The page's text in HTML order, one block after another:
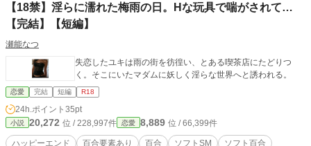
【18禁】淫らに濡れた梅雨の日。Hな玩具で喘がされて…
【完結】【短編】
瀬能なつ
失恋したユキは雨の街を彷徨い、とある喫茶店にたどりつ
く。そこにいたマダムに妖しく淫らな世界へと誘われる。
恋愛 完結 短編 R18
24h.ポイント 35pt
小説 20,272 位 / 228,997件 恋愛 8,889 位 / 66,399件
ハッピーエンド 百合要素あり 百合 ソフトSM
ソフト百合